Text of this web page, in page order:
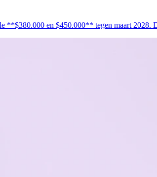
**$380.000 en $450.000** tegen maart 2028.